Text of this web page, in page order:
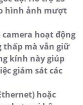
hình ảnh mượt
camera hoạt động
thấp mà vẫn giữ
kính này giúp
giám sát các
hoặc